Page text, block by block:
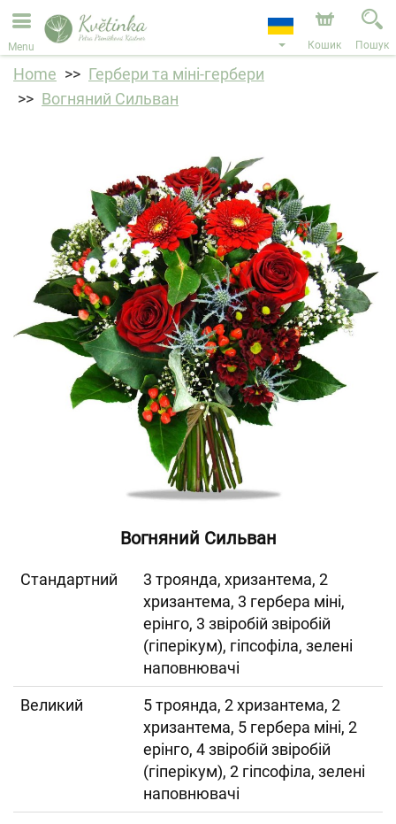
Ми приймаємо замовлення через наш інтернет-
магазин. Найближча можлива дата доставки —
11.08.2026 у зв’язку з відпусткою.
Menu Кошик Пошук
Home
Гербери та міні-гербери
Вогняний Сильван
Вогняний Сильван
Cтандартний
3 троянда, хризантема, 2
хризантема, 3 гербера міні,
ерінго, 3 звіробій звіробій
(гіперікум), гіпсофіла, зелені
наповнювачі
Великий
5 троянда, 2 хризантема, 2
хризантема, 5 гербера міні, 2
ерінго, 4 звіробій звіробій
(гіперікум), 2 гіпсофіла, зелені
наповнювачі